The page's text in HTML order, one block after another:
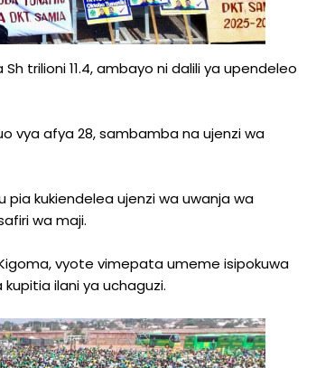
trilioni 11.4, ambayo ni dalili ya upendeleo
vya afya 28, sambamba na ujenzi wa
pia kukiendelea ujenzi wa uwanja wa
wa maji.
vyote vimepata umeme isipokuwa
ilani ya uchaguzi.